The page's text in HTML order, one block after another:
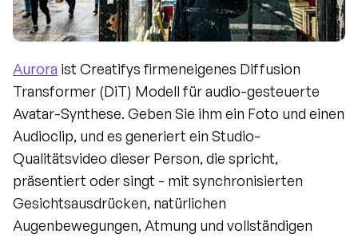
Aurora ist Creatifys firmeneigenes Diffusion
Transformer (DiT) Modell für audio-gesteuerte
Avatar-Synthese. Geben Sie ihm ein Foto und einen
Audioclip, und es generiert ein Studio-
Qualitätsvideo dieser Person, die spricht,
präsentiert oder singt - mit synchronisierten
Gesichtsausdrücken, natürlichen
Augenbewegungen, Atmung und vollständigen